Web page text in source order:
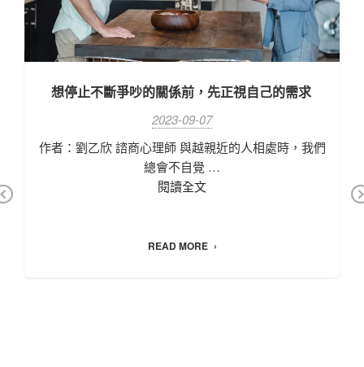
想停止不斷爭吵的關係前，先正視自己的需求
2023-09-07
作者：劉乙欣 諮商心理師 與越親近的人相處時，我們
總會不自覺 …
閱讀全文
READ MORE